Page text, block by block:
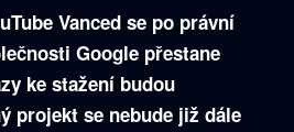
Vanced se po právní
Google přestane
ke stažení budou
projekt se nebude již dále